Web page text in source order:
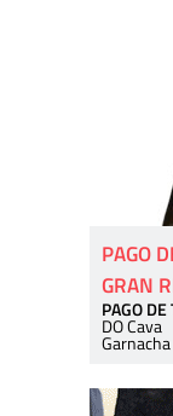
PAGO
GRAN
PAGO DE
DO Cava
Garnacha